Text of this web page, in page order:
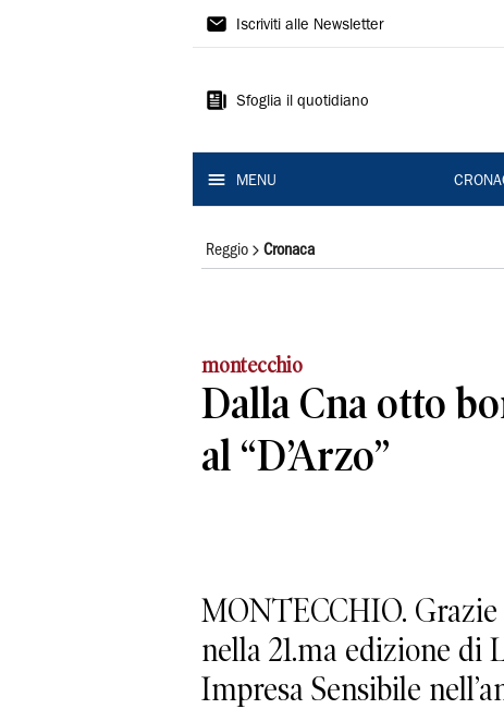
Gazzetta
Reggio
Iscriviti alle Newsletter
Sfoglia il quotidiano
MENU
Reggio Cronaca
montecchio
Dalla Cna otto
al “D’Arzo”
MONTECCHIO.
nella 21.ma edizione di
Impresa Sensibile